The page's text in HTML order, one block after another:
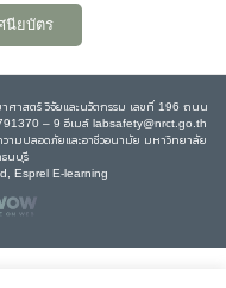
นียบัตร
ศาสตร์ วิจัยและนวัตกรรม เลขที่ 196 ถนน
– 9 อีเมล์ labsafety@nrct.go.th
มปลอดภัยและอาชีวอนามัย มหาวิทยาลัย
ธนบุรี
Esprel E-learning